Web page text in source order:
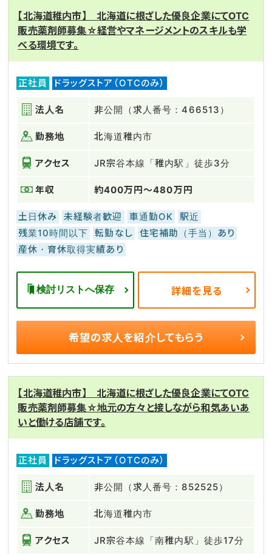
【北海道稚内市】 北海道に根ざした優良企業にてOTC
販売薬剤師募集☆経営やマネージメントのスキルも学
べる環境です。
正社員 ドラッグストア（OTCのみ）
法人名 非公開（求人番号：466513）
勤務地 北海道稚内市
アクセス JR宗谷本線「稚内駅」徒歩3分
年収 約400万円～480万円
土日休み 未経験者歓迎 車通勤OK
駅近
残業10時間以下
転勤なし
住宅補助（手当）あり
産休・育休取得実績あり
検討リストへ保存 詳細を見る
希望の求人を紹介してもらう
【北海道稚内市】 北海道に根ざした優良企業にてOTC
販売薬剤師募集☆地元の方々と接しながら和気あいあ
いと働ける店舗です。
正社員 ドラッグストア（OTCのみ）
法人名 非公開（求人番号：852525）
勤務地 北海道稚内市
アクセス JR宗谷本線「南稚内駅」徒歩17分